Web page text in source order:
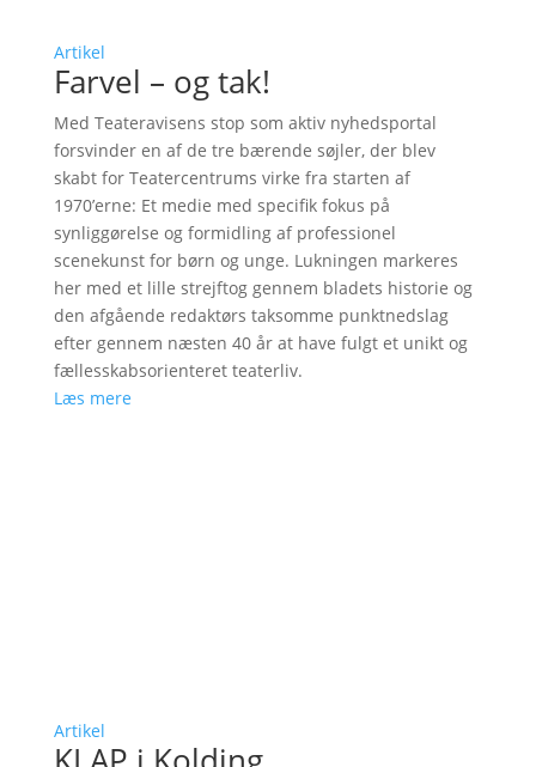
Artikel
Farvel – og tak!
Med Teateravisens stop som aktiv nyhedsportal
forsvinder en af de tre bærende søjler, der blev
skabt for Teatercentrums virke fra starten af
1970’erne: Et medie med specifik fokus på
synliggørelse og formidling af professionel
scenekunst for børn og unge. Lukningen markeres
her med et lille strejftog gennem bladets historie og
den afgående redaktørs taksomme punktnedslag
efter gennem næsten 40 år at have fulgt et unikt og
fællesskabsorienteret teaterliv.
Læs mere
Artikel